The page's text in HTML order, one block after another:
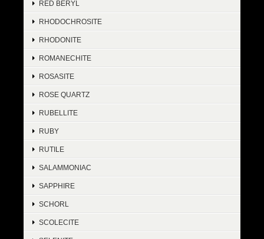
RED BERYL
RHODOCHROSITE
RHODONITE
ROMANECHITE
ROSASITE
ROSE QUARTZ
RUBELLITE
RUBY
RUTILE
SALAMMONIAC
SAPPHIRE
SCHORL
SCOLECITE